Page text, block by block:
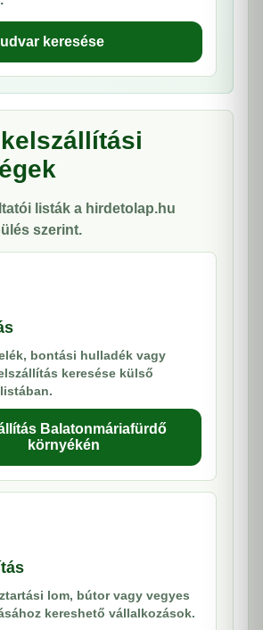
keresése
listák a hirdetolap.hu
szerint.
bontási hulladék vagy
keresése külső
Balatonmáriafürdő
környékén
lom, bútor vagy vegyes
kereshető vállalkozások.